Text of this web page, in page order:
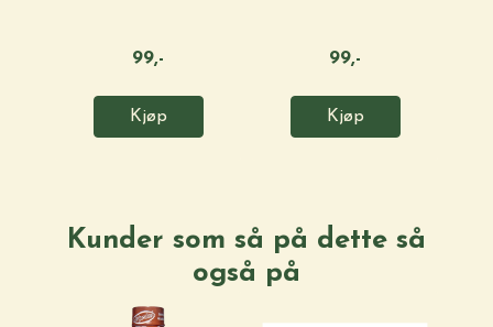
99,-
Kjøp
99,-
Kjøp
Kunder som så på dette så
også på